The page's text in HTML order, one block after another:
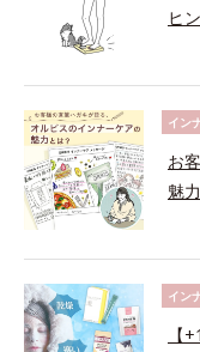
ヒ
イン
お
魅
イン
【